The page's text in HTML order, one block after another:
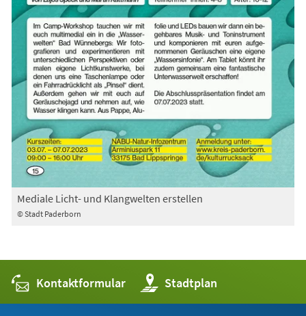
© Stadt Paderborn
Mediale Licht- und Klangwelten erstellen
Kontaktformular Stadtplan
(Öffnet
in
einem